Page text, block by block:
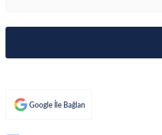
Google İle Bağlan